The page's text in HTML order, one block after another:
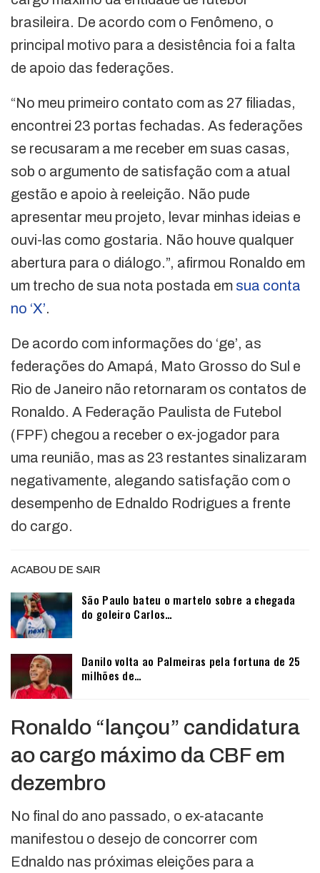
brasileira. De acordo com o Fenômeno, o
principal motivo para a desistência foi a falta
de apoio das federações.
“No meu primeiro contato com as 27 filiadas,
encontrei 23 portas fechadas. As federações
se recusaram a me receber em suas casas,
sob o argumento de satisfação com a atual
gestão e apoio à reeleição. Não pude
apresentar meu projeto, levar minhas ideias e
ouvi-las como gostaria. Não houve qualquer
abertura para o diálogo.”, afirmou Ronaldo em
um trecho de sua nota postada em sua conta
no ‘X’.
De acordo com informações do ‘ge’, as
federações do Amapá, Mato Grosso do Sul e
Rio de Janeiro não retornaram os contatos de
Ronaldo. A Federação Paulista de Futebol
(FPF) chegou a receber o ex-jogador para
uma reunião, mas as 23 restantes sinalizaram
negativamente, alegando satisfação com o
desempenho de Ednaldo Rodrigues a frente
do cargo.
ACABOU DE SAIR
São Paulo bateu o martelo sobre a chegada
do goleiro Carlos…
Danilo volta ao Palmeiras pela fortuna de 25
milhões de…
Ronaldo “lançou” candidatura
ao cargo máximo da CBF em
dezembro
No final do ano passado, o ex-atacante
manifestou o desejo de concorrer com
Ednaldo nas próximas eleições para a